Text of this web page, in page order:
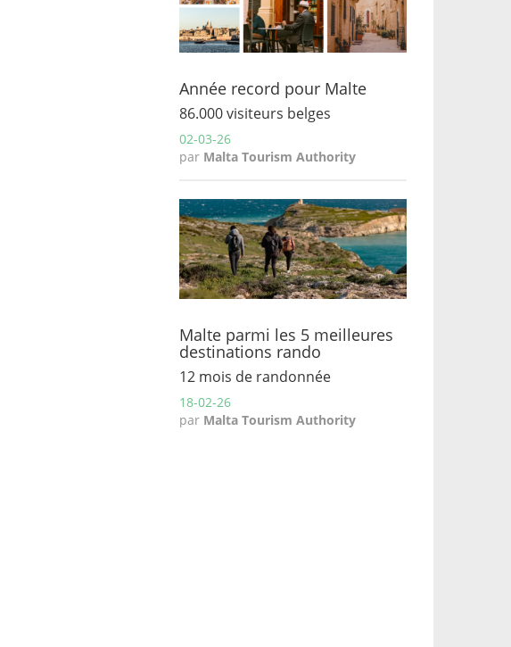
Année record pour Malte
86.000 visiteurs belges
02-03-26
par Malta Tourism Authority
Malte parmi les 5 meilleures
destinations rando
12 mois de randonnée
18-02-26
par Malta Tourism Authority